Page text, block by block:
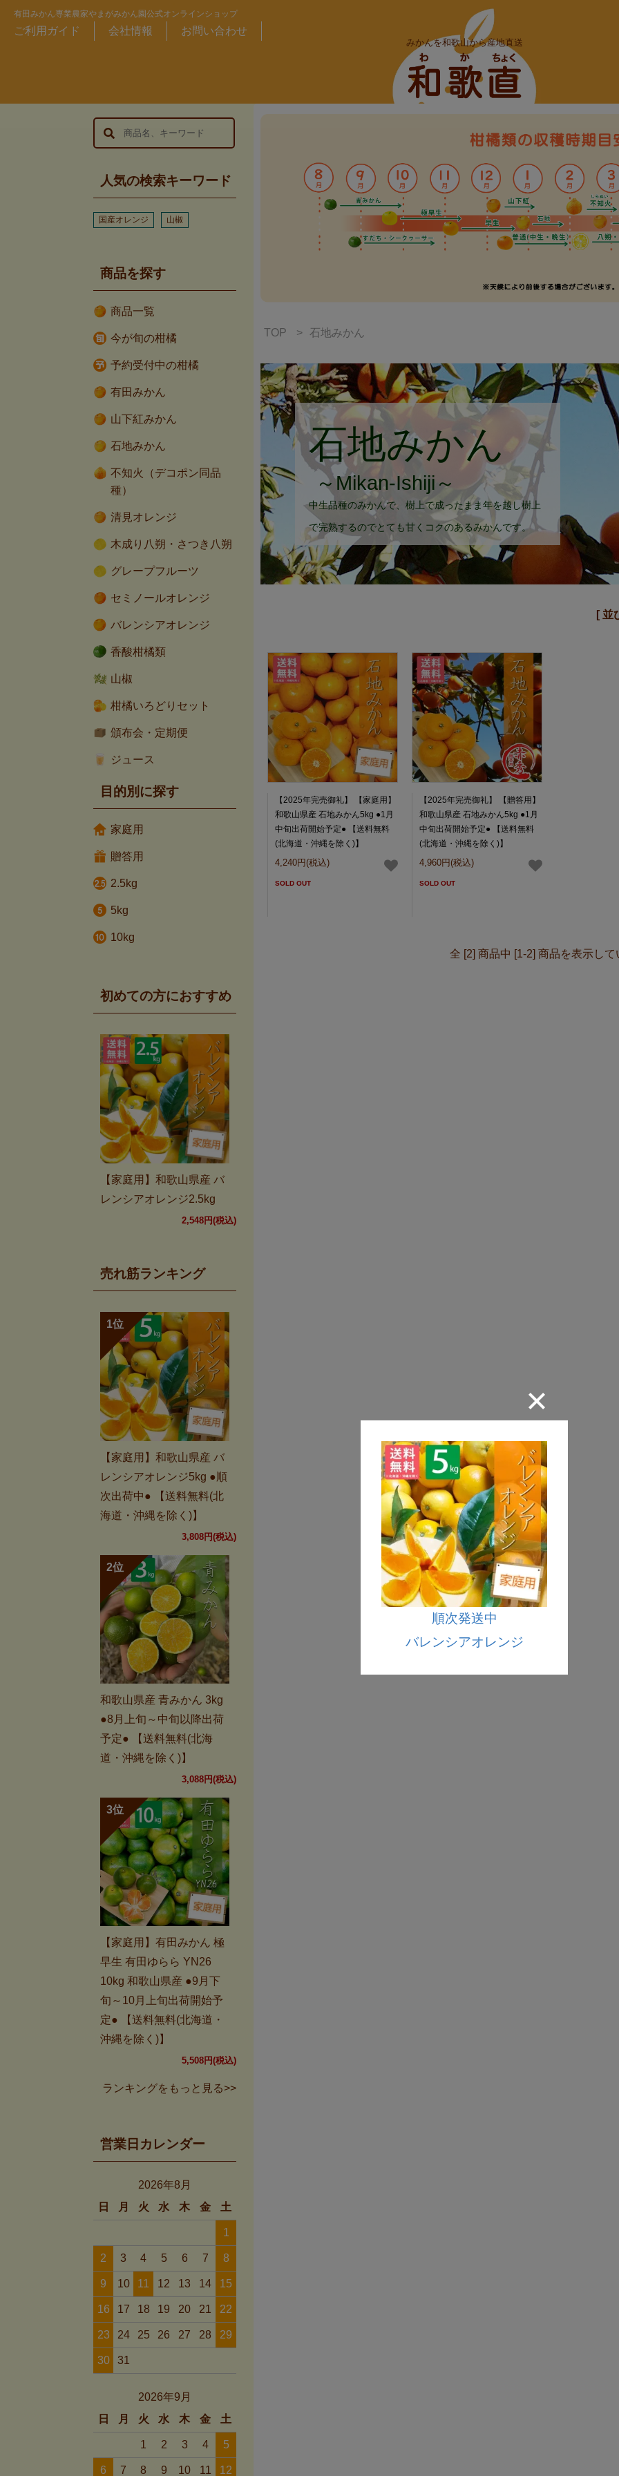
有田みかん専業農家やまがみかん園公式オンラインショップ
ご利用ガイド 会社情報 お問い合わせ
みかんを和歌山から産地直送
TOP > 石地みかん
石地みかん
～Mikan-Ishiji～
中生品種のみかんで、樹上で成ったまま年を越し樹上
で完熟するのでとても甘くコクのあるみかんです。
[ 並
【2025年完売御礼】 【家庭用】
和歌山県産 石地みかん5kg ●1月
中旬出荷開始予定● 【送料無料
(北海道・沖縄を除く)】
4,240円(税込)
SOLD OUT
【2025年完売御礼】 【贈答用】
和歌山県産 石地みかん5kg ●1月
中旬出荷開始予定● 【送料無料
(北海道・沖縄を除く)】
4,960円(税込)
SOLD OUT
全 [2] 商品中 [1-2] 商品を表示して
人気の検索キーワード
国産オレンジ 山椒
商品を探す
商品一覧
今が旬の柑橘
予約受付中の柑橘
有田みかん
山下紅みかん
石地みかん
不知火（デコポン同品
種）
清見オレンジ
木成り八朔・さつき八朔
グレープフルーツ
セミノールオレンジ
バレンシアオレンジ
香酸柑橘類
山椒
柑橘いろどりセット
頒布会・定期便
ジュース
目的別に探す
家庭用
贈答用
2.5kg
5kg
10kg
初めての方におすすめ
【家庭用】和歌山県産 バ
レンシアオレンジ2.5kg
2,548円(税込)
売れ筋ランキング
【家庭用】和歌山県産 バ
レンシアオレンジ5kg ●順
次出荷中● 【送料無料(北
海道・沖縄を除く)】
3,808円(税込)
和歌山県産 青みかん 3kg
●8月上旬～中旬以降出荷
予定● 【送料無料(北海
道・沖縄を除く)】
3,088円(税込)
【家庭用】有田みかん 極
早生 有田ゆらら YN26
10kg 和歌山県産 ●9月下
旬～10月上旬出荷開始予
定● 【送料無料(北海道・
沖縄を除く)】
5,508円(税込)
ランキングをもっと見る>>
営業日カレンダー
2026年8月
日
月 火 水 木 金 土
1
2 3 4 5 6 7 8
9 10 11 12 13 14 15
16 17 18 19 20 21 22
23 24 25 26 27 28 29
30 31
2026年9月
日
月 火 水 木 金 土
1 2 3 4 5
6 7 8 9 10 11 12
順次発送中
バレンシアオレンジ